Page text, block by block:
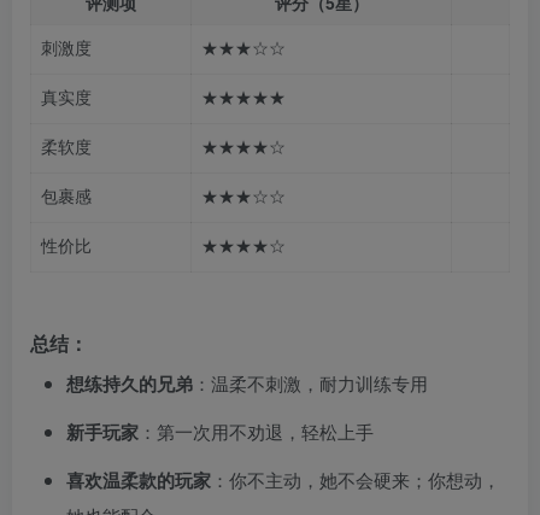
刺激度
★★★☆☆
真实度 ★★★★★
柔软度 ★★★★☆
包裹感 ★★★☆☆
性价比 ★★★★☆
总结：
想练持久的兄弟 ：温柔不刺激，耐力训练专用
新手玩家 ：第一次用不劝退，轻松上手
喜欢温柔款的玩家 ：你不主动，她不会硬来；你想动，